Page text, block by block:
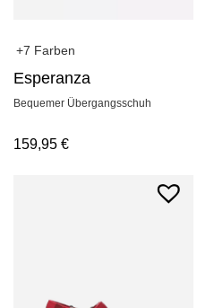
+7 Farben
Esperanza
Bequemer Übergangsschuh
159,95 €